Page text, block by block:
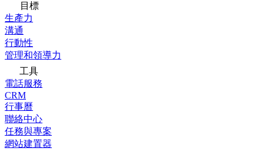
目標
生產力
溝通
行動性
管理和領導力
工具
電話服務
CRM
行事曆
聯絡中心
任務與專案
網站建置器